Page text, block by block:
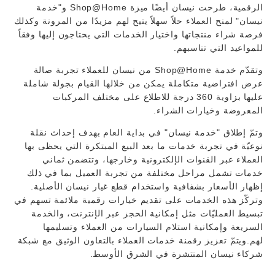
الرقمية، طرحت نيسان أيضًا ميزة Shop@Home و"خدمة
نيسان" لمنح العملاء حلاً سهلاً يتيح لهم مزيدًا من المرونة وكذلك
فرصة شراء منتجاتها واختيار الخدمات التي يحتاجون إليها وفقاً
للمواعيد التي تناسبهم.
وتقدّم خدمة Shop@Home من نيسان للعملاء تجربة صالة
عرض افتراضية متكاملة يمكن من خلالها القيام بجولة شاملة
عليها بزاوية 360 درجة للاطلاع على مختلف المركبات
المعروضة وخيارات الشراء.
وتمّ إطلاق "خدمة نيسان" في بداية العام بهدف إحداث نقلة
نوعيّة في تجربة خدمات ما بعد البيع المبتكرة التي يحظى بها
العملاء عبر القنوات الإلكترونية وخارجها، وتتضمن ثماني
خدمات تشمل مراحل مختلفة من تجربة العميل بما في ذلك
إظهار الأسعار بشفافية واستخدام قطع غيار نيسان الأصلية.
وتركّز هذه الخدمات على تقديم خيارات رقمية ملائمة تسهم في
تبسيط العمليّات مثل إمكانية الحجز عبر الإنترنت، والخدمة
السريعة وإمكانية استلام السيارات من العملاء وتسليمها
لهم.ويتمّ تعزيز رقمنة خدمات العملاء بالتعاون الوثيق مع شبكة
شركاء نيسان المنتشرة في الشرق الأوسط.